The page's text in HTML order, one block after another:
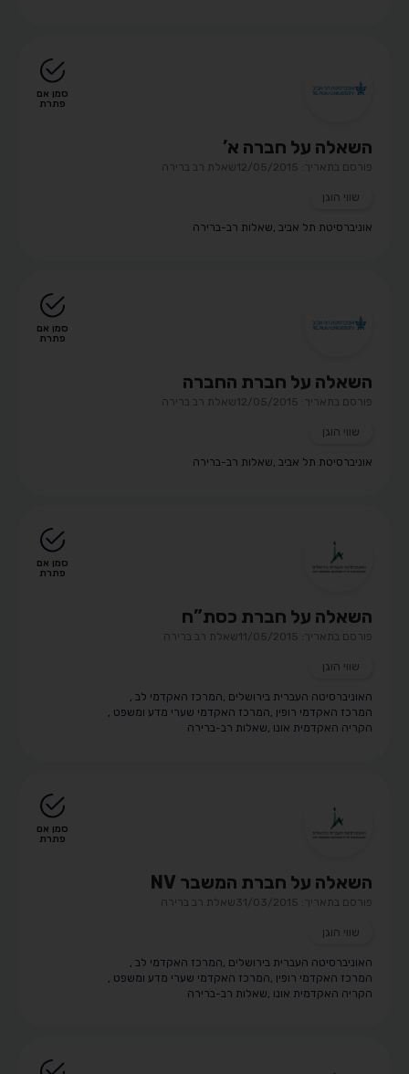
השאלה על חברה א’
פורסם בתאריך: 12/05/2015 שאלת רב ברירה
שווי הוגן
אוניברסיטת תל אביב ,שאלות רב-ברירה
סמן אם
פתרת
השאלה על חברת החברה
פורסם בתאריך: 12/05/2015 שאלת רב ברירה
שווי הוגן
אוניברסיטת תל אביב ,שאלות רב-ברירה
סמן אם
פתרת
השאלה על חברת כסת”ח
פורסם בתאריך: 11/05/2015 שאלת רב ברירה
שווי הוגן
האוניברסיטה העברית בירושלים ,המרכז האקדמי לב ,
המרכז האקדמי רופין ,המרכז האקדמי שערי מדע ומשפט ,
הקריה האקדמית אונו ,שאלות רב-ברירה
סמן אם
פתרת
השאלה על חברת המשבר NV
פורסם בתאריך: 31/03/2015 שאלת רב ברירה
שווי הוגן
האוניברסיטה העברית בירושלים ,המרכז האקדמי לב ,
המרכז האקדמי רופין ,המרכז האקדמי שערי מדע ומשפט ,
הקריה האקדמית אונו ,שאלות רב-ברירה
סמן אם
פתרת